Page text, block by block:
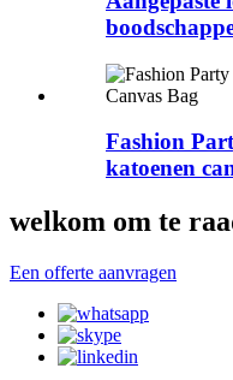
Fashion
katoenen
welkom om te
Een offerte aanvragen